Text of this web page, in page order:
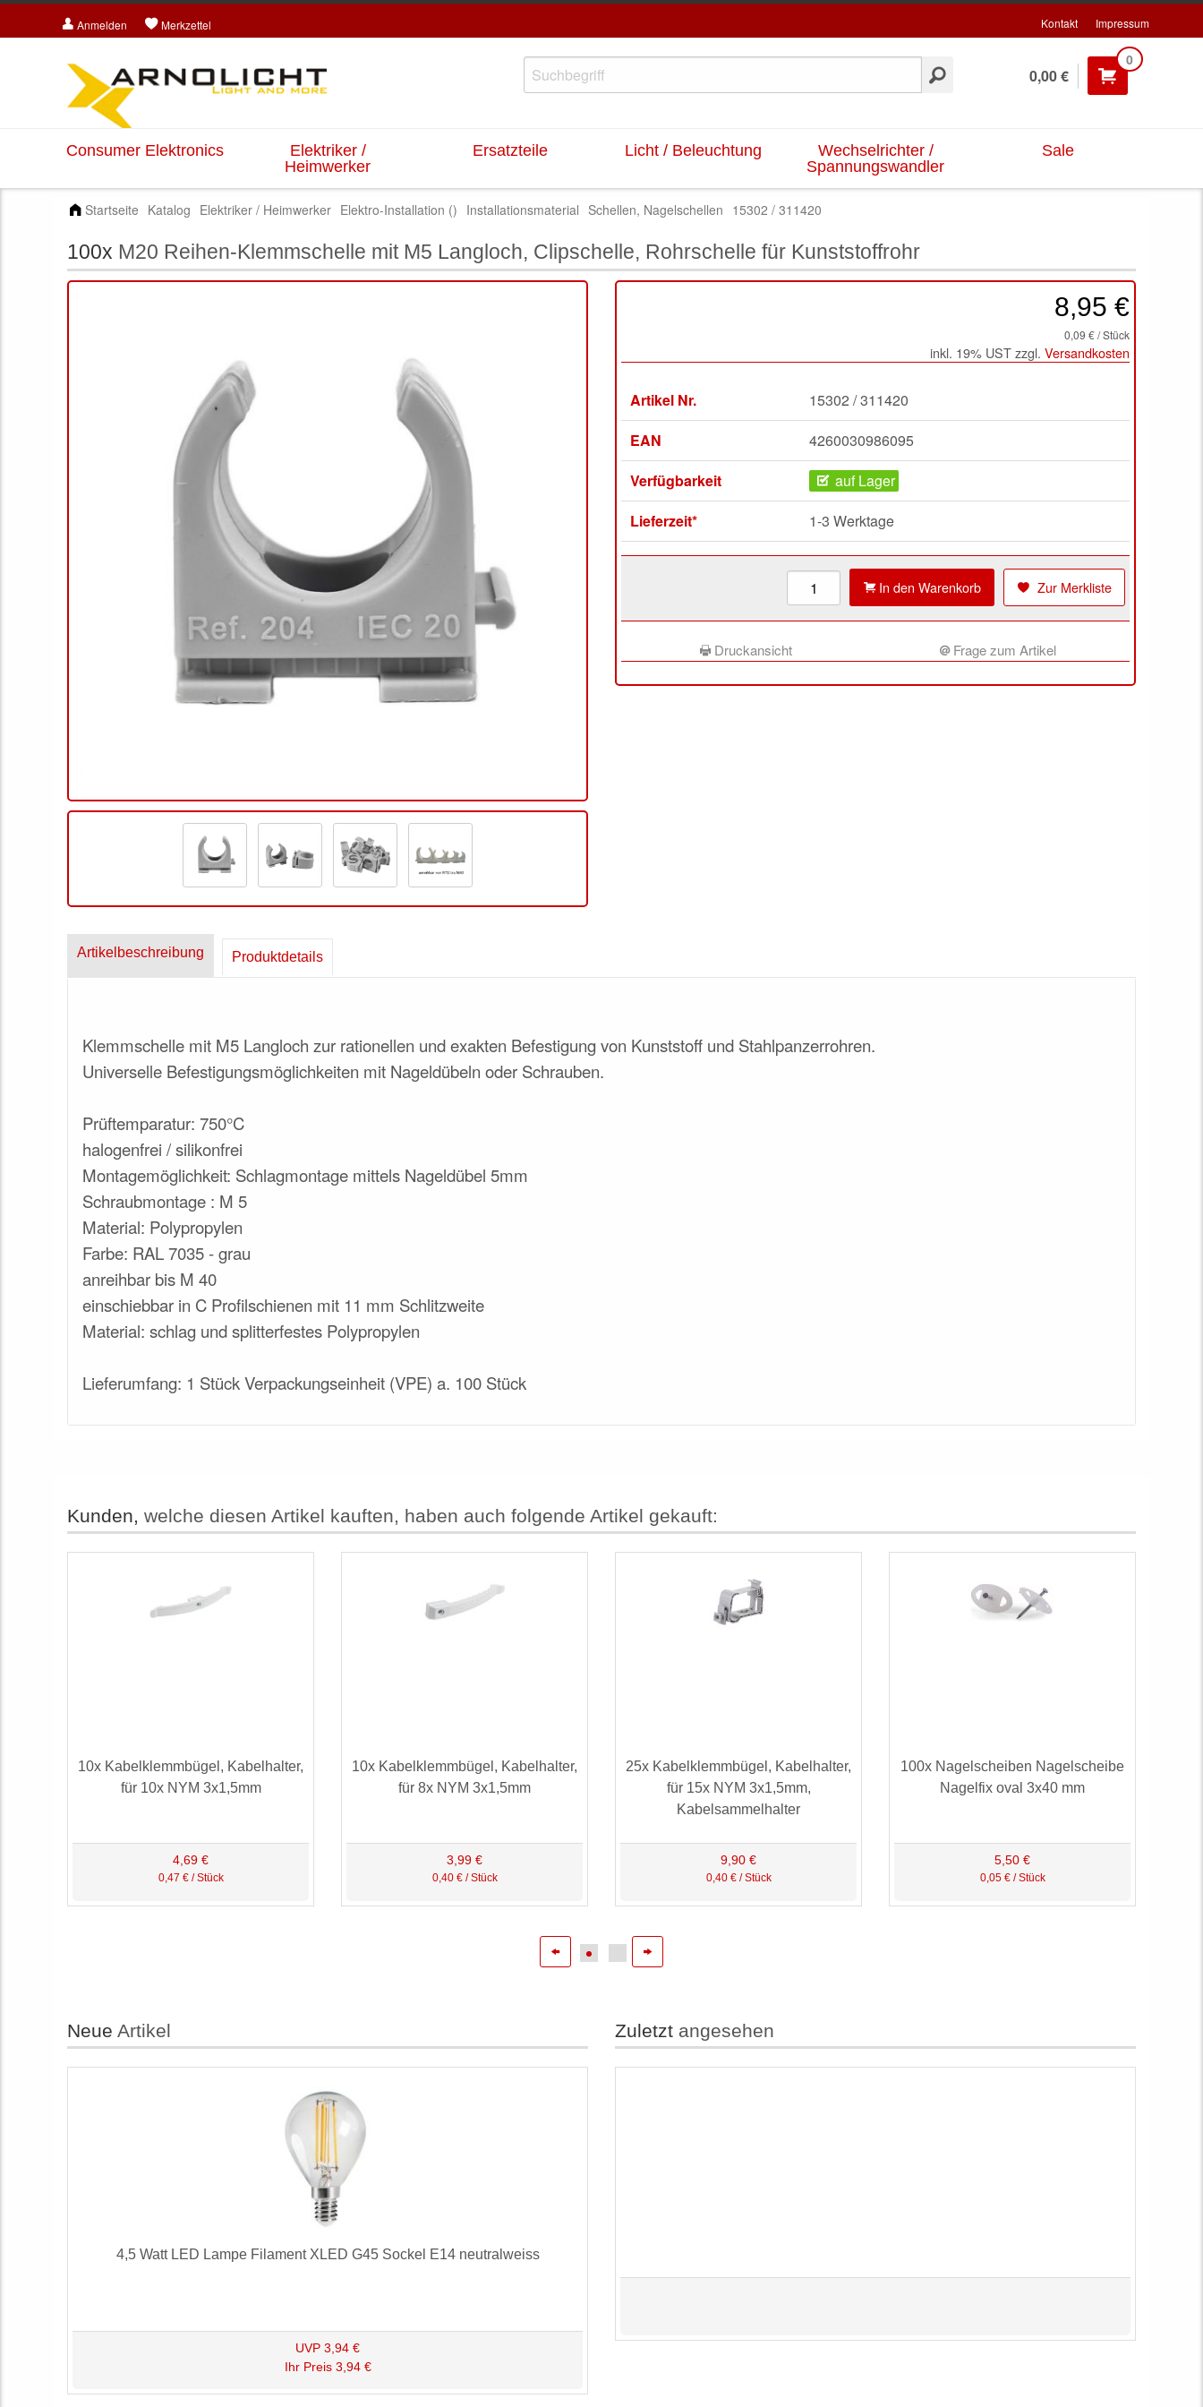
Anmelden Merkzettel Kontakt Impressum
0
0,00 €
Consumer Elektronics
Elektriker /
Heimwerker
Ersatzteile Licht / Beleuchtung
Wechselrichter /
Spannungswandler
Sale
Startseite Katalog Elektriker / Heimwerker Elektro-Installation () Installationsmaterial Schellen, Nagelschellen 15302 / 311420
100x M20 Reihen-Klemmschelle mit M5 Langloch, Clipschelle, Rohrschelle für Kunststoffrohr
8,95 €
0,09 € / Stück
inkl. 19% UST zzgl. Versandkosten
Artikel Nr.
15302 / 311420
EAN
4260030986095
Verfügbarkeit
auf Lager
Lieferzeit*
1-3 Werktage
Zur Merkliste
In den Warenkorb
Druckansicht Frage zum Artikel
Artikelbeschreibung Produktdetails
Klemmschelle mit M5 Langloch zur rationellen und exakten Befestigung von Kunststoff und Stahlpanzerrohren.
Universelle Befestigungsmöglichkeiten mit Nageldübeln oder Schrauben.
Prüftemparatur: 750°C
halogenfrei / silikonfrei
Montagemöglichkeit: Schlagmontage mittels Nageldübel 5mm
Schraubmontage : M 5
Material: Polypropylen
Farbe: RAL 7035 - grau
anreihbar bis M 40
einschiebbar in C Profilschienen mit 11 mm Schlitzweite
Material: schlag und splitterfestes Polypropylen
Lieferumfang: 1 Stück Verpackungseinheit (VPE) a. 100 Stück
Kunden, welche diesen Artikel kauften, haben auch folgende Artikel gekauft:
10x Kabelklemmbügel, Kabelhalter,
für 10x NYM 3x1,5mm
4,69 €
0,47 € / Stück
10x Kabelklemmbügel, Kabelhalter,
für 8x NYM 3x1,5mm
3,99 €
0,40 € / Stück
25x Kabelklemmbügel, Kabelhalter,
für 15x NYM 3x1,5mm,
Kabelsammelhalter
9,90 €
0,40 € / Stück
100x Nagelscheiben Nagelscheibe
Nagelfix oval 3x40 mm
5,50 €
0,05 € / Stück
Neue Artikel
4,5 Watt LED Lampe Filament XLED G45 Sockel E14 neutralweiss
UVP 3,94 €
Ihr Preis 3,94 €
Zuletzt angesehen